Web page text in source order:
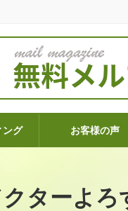
ング お客様の声
クターよろ